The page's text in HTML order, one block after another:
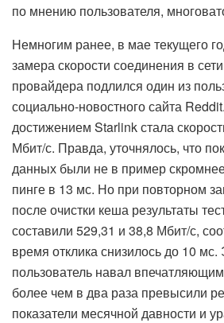
по мнению пользователя,
Немногим ранее, в мае текущего
замера скорости соединения в
провайдера подлился один из
социально-новостного сайта
достижением Starlink стала
Мбит/с. Правда, уточнялось, что
данных были не в пример
пинге в 13 мс. Но при повторном
после очистки кеша результаты
составили 529,31 и 38,8 Мбит/с,
время отклика снизилось до 10
пользователь навал
более чем в два раза превысили
показатели месячной давности и